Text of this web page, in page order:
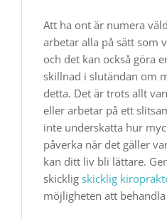
Att ha ont är numera
arbetar alla på sätt som
och det kan också göra
skillnad i slutändan om
detta. Det är trots allt
eller arbetar på ett
inte underskatta hur
påverka när det gäller
kan ditt liv bli lättare.
skicklig skicklig
möjligheten att